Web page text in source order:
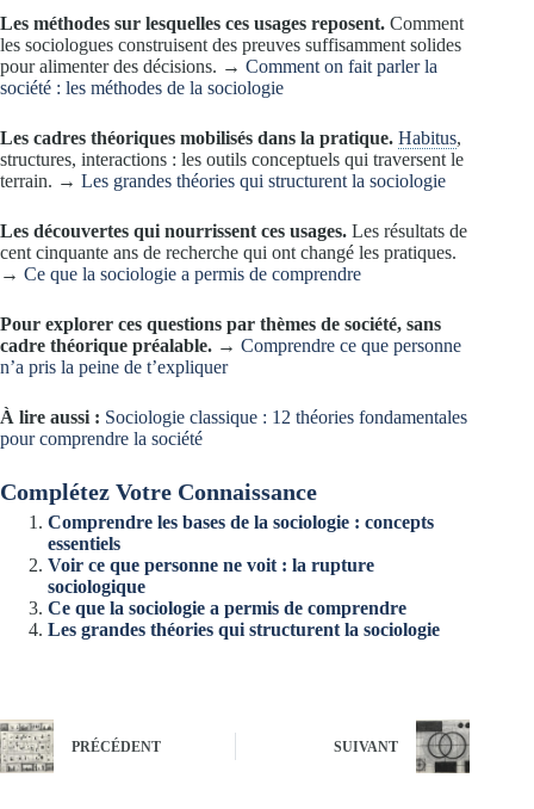
Les méthodes sur lesquelles ces usages reposent. Comment
les sociologues construisent des preuves suffisamment solides
pour alimenter des décisions. → Comment on fait parler la
société : les méthodes de la sociologie
Les cadres théoriques mobilisés dans la pratique. Habitus,
structures, interactions : les outils conceptuels qui traversent le
terrain. → Les grandes théories qui structurent la sociologie
Les découvertes qui nourrissent ces usages. Les résultats de
cent cinquante ans de recherche qui ont changé les pratiques.
→ Ce que la sociologie a permis de comprendre
Pour explorer ces questions par thèmes de société, sans
cadre théorique préalable. → Comprendre ce que personne
n’a pris la peine de t’expliquer
À lire aussi : Sociologie classique : 12 théories fondamentales
pour comprendre la société
Complétez Votre Connaissance
Comprendre les bases de la sociologie : concepts
essentiels
Voir ce que personne ne voit : la rupture
sociologique
Ce que la sociologie a permis de comprendre
Les grandes théories qui structurent la sociologie
PRÉCÉDENT SUIVANT